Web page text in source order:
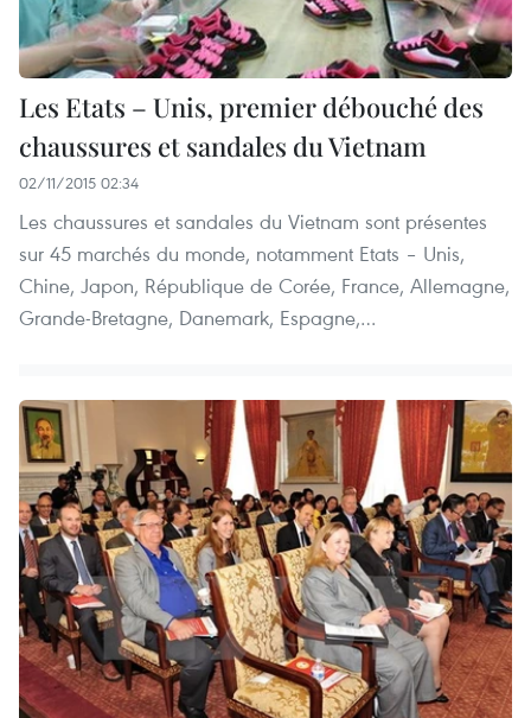
Les Etats – Unis, premier débouché des
chaussures et sandales du Vietnam
02/11/2015 02:34
Les chaussures et sandales du Vietnam sont présentes
sur 45 marchés du monde, notamment Etats – Unis,
Chine, Japon, République de Corée, France, Allemagne,
Grande-Bretagne, Danemark, Espagne,…